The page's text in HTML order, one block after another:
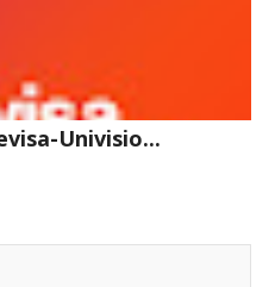
Univisio...